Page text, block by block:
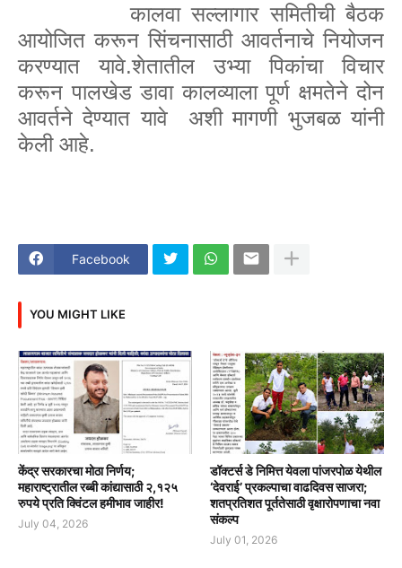
कालवा सल्लागार समितीची बैठक
आयोजित करून सिंचनासाठी आवर्तनाचे नियोजन
करण्यात यावे.शेतातील उभ्या पिकांचा विचार
करून पालखेड डावा कालव्याला पूर्ण क्षमतेने दोन
आवर्तने देण्यात यावे अशी मागणी भुजबळ यांनी
केली आहे.
Facebook
YOU MIGHT LIKE
केंद्र सरकारचा मोठा निर्णय;
महाराष्ट्रातील रब्बी कांद्यासाठी २,१२५
रुपये प्रति क्विंटल हमीभाव जाहीर!
July 04, 2026
डॉक्टर्स डे निमित्त येवला पांजरपोळ येथील
‘देवराई’ प्रकल्पाचा वाढदिवस साजरा;
शतप्रतिशत पूर्ततेसाठी वृक्षारोपणाचा नवा
संकल्प
July 01, 2026